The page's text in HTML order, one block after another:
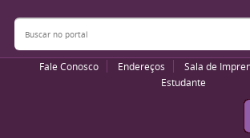
Buscar no portal
Fale Conosco Endereços Sala de
Estudante